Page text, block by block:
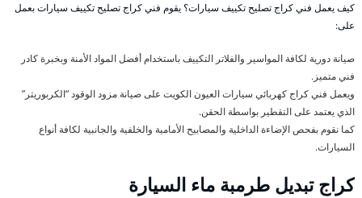
كيف يعمل فني كراج تصليح تكييف سيارات؟ يقوم فني كراج تصليح تكييف سيارات بعمل
على:
صيانة دورية لكافة المواسير والفلاتر التكييف باستخدام أفضل المواد الأمنة وبخبرة كادر
فني متميز.
ويعمل فني كراج كهربائي سيارات العيون الكويت على صيانة مزود الوقود “الكربوريتر”
الذي يعتمد على التقطير بواسطة الحقن.
كما نقوم بفحص الإضاءة الداخلية والمصابيح الأمامية والخلفية والجانبية لكافة أنواع
السيارات.
كراج تبديل طرمبة ماء السيارة